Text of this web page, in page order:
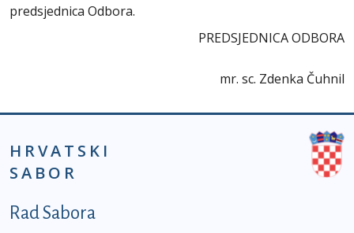
predsjednica Odbora.
PREDSJEDNICA ODBORA
mr. sc. Zdenka Čuhnil
HRVATSKI
SABOR
Podnožje prvi izbornik
Rad Sabora